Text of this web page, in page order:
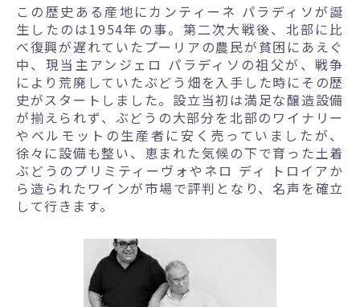
この歴史ある産地にカンティーネ パラディソが誕
生したのは1954年の事。第二次大戦後、北部に比
べ復興が遅れていたプーリアの農民が貧困にあえぐ
中、現当主アンジェロ パラディソの祖父が、戦争
により荒廃していたぶどう畑を入手した時にその歴
史がスタートしました。設立当初は満足な醸造設備
が揃えられず、ぶどうの大部分を北部のワイナリー
やベルモットの生産者に安く売っていましたが、
徐々に設備も整い、恵まれた気候の下で育った土着
ぶどうのプリミティーヴォやネロ ディ トロイアか
ら造られたワインが市場で評判となり、名声を確立
して行きます。